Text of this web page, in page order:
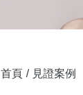
首頁 / 見證案例